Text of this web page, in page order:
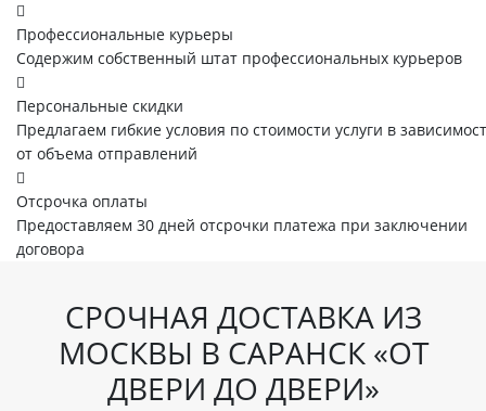
Профессиональные курьеры
Содержим собственный штат профессиональных курьеров
Персональные скидки
Предлагаем гибкие условия по стоимости услуги в
от объема отправлений
Отсрочка оплаты
Предоставляем 30 дней отсрочки платежа при заключении
договора
СРОЧНАЯ ДОСТАВКА ИЗ
МОСКВЫ В САРАНСК «ОТ
ДВЕРИ ДО ДВЕРИ»